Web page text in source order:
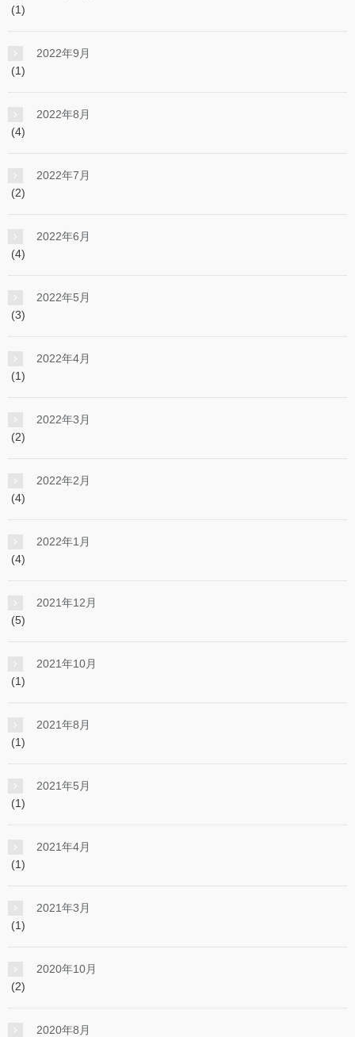
(1)
2022年9月
(1)
2022年8月
(4)
2022年7月
(2)
2022年6月
(4)
2022年5月
(3)
2022年4月
(1)
2022年3月
(2)
2022年2月
(4)
2022年1月
(4)
2021年12月
(5)
2021年10月
(1)
2021年8月
(1)
2021年5月
(1)
2021年4月
(1)
2021年3月
(1)
2020年10月
(2)
2020年8月